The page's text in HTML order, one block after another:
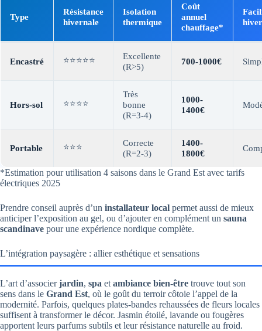
Type
Résistance
hivernale
Isolation
thermique
Coût
annuel
chauffage*
Encastré ⭐⭐⭐⭐⭐
Excellente
(R>5)
700-1000€
Hors-sol ⭐⭐⭐⭐
Très
bonne
(R=3-4)
1000-
1400€
Portable ⭐⭐⭐
Correcte
(R=2-3)
1400-
1800€
*Estimation pour utilisation 4 saisons dans le Grand Est avec tarifs
électriques 2025
Prendre conseil auprès d’un installateur local permet aussi de mieux
anticiper l’exposition au gel, ou d’ajouter en complément un sauna
scandinave pour une expérience nordique complète.
L’intégration paysagère : allier esthétique et sensations
L’art d’associerjardin, spa et ambiance bien-être trouve tout son
sens dans le Grand Est, où le goût du terroir côtoie l’appel de la
modernité. Parfois, quelques plates-bandes rehaussées de fleurs locales
suffisent à transformer le décor. Jasmin étoilé, lavande ou fougères
apportent leurs parfums subtils et leur résistance naturelle au froid.